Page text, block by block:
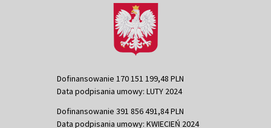
Dofinansowanie 170 151 199,48 PLN
Data podpisania umowy: LUTY 2024
Dofinansowanie 391 856 491,84 PLN
Data podpisania umowy: KWIECIEŃ 2024